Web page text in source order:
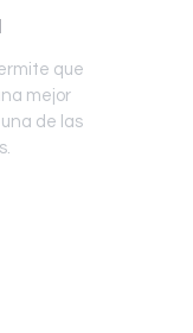
que
mejor
de las